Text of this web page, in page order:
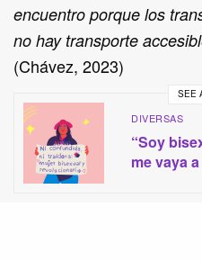
encuentro porque los
no hay transporte
(Chávez, 2023)
SEE
DIVERSAS
“Soy
me vaya